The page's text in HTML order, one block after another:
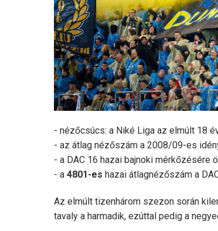
- nézőcsúcs: a Niké Liga az elmúlt 18
- az átlag nézőszám a 2008/09-es
- a DAC 16 hazai bajnoki mérkőzésére
- a 4801-es hazai átlagnézőszám a
Az elmúlt tizenhárom szezon során
tavaly a harmadik, ezúttal pedig a